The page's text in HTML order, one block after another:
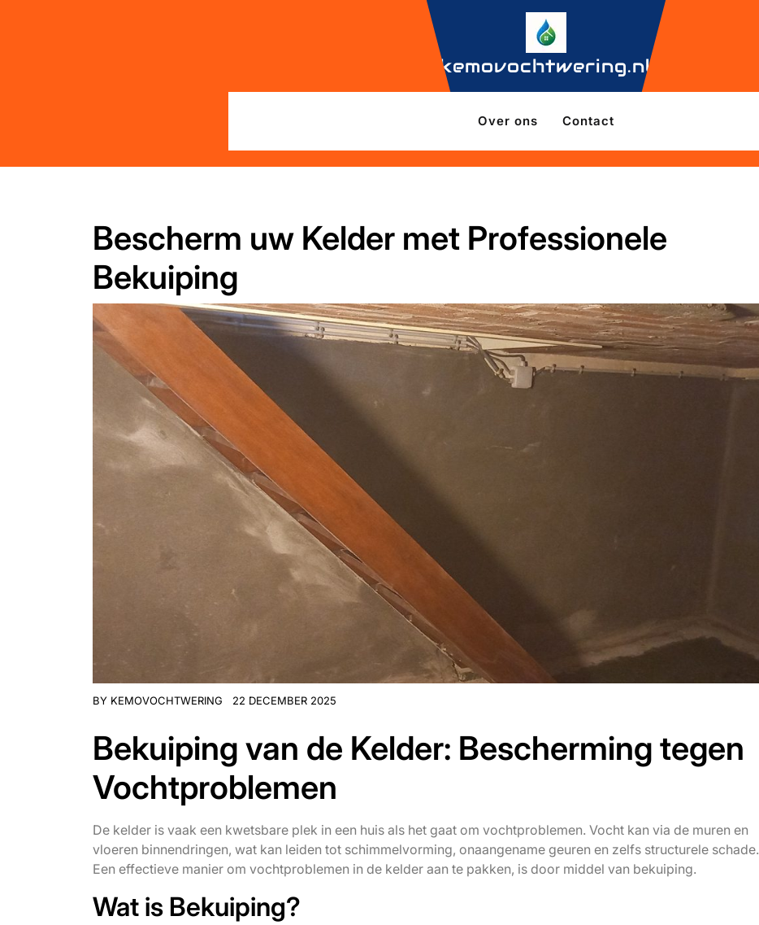
kemovochtwering.nl
Over ons Contact
Bescherm uw Kelder met Professionele
Bekuiping
BY KEMOVOCHTWERING 22 DECEMBER 2025
Bekuiping van de Kelder: Bescherming tegen
Vochtproblemen
De kelder is vaak een kwetsbare plek in een huis als het gaat om vochtproblemen. Vocht kan via de muren en
vloeren binnendringen, wat kan leiden tot schimmelvorming, onaangename geuren en zelfs structurele schade.
Een effectieve manier om vochtproblemen in de kelder aan te pakken, is door middel van bekuiping.
Wat is Bekuiping?